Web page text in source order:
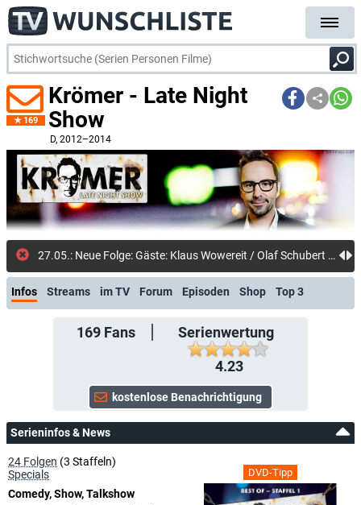
169
Krömer - Late Night
Show
D, 2012–2014
27.05.: Neue Folge: Gäste: Klaus Wowereit / Olaf Schubert / Micky Beisenherz (Prime Video Shop)
Infos Streams im TV Forum Episoden Shop Top 3
169Fans
Serienwertung
4.23
Serieninfos & News
DVD-Tipp
24 Folgen (3 Staffeln)
Specials
Comedy, Show, Talkshow